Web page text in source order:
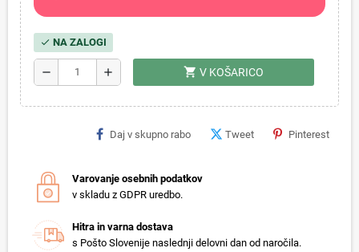
check NA ZALOGI
remove add shopping_cart V KOŠARICO
Daj v skupno rabo Tweet Pinterest
Varovanje osebnih podatkov
v skladu z GDPR uredbo.
Hitra in varna dostava
s Pošto Slovenije naslednji delovni dan od naročila.